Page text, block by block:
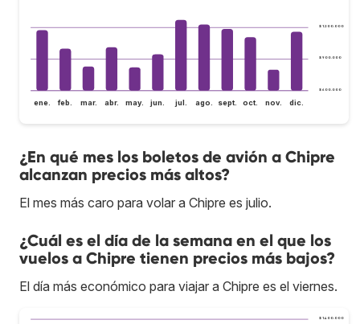
$ 600.000
$ 900.000
$ 1.200.000
ene. feb. mar. abr. may. jun. jul. ago. sept. oct. nov. dic.
¿En qué mes los boletos de avión a Chipre
alcanzan precios más altos?
El mes más caro para volar a Chipre es julio.
¿Cuál es el día de la semana en el que los
vuelos a Chipre tienen precios más bajos?
El día más económico para viajar a Chipre es el viernes.
$ 1.400.000